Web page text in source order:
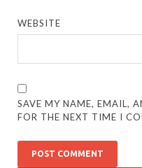
WEBSITE
SAVE MY NAME, EMAIL,
FOR THE NEXT TIME I